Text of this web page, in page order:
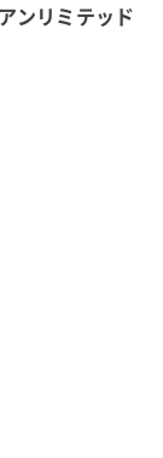
ンリミテッド